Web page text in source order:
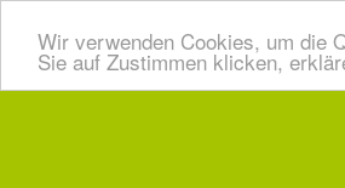
Wir verwenden Cookies, um die
Sie auf Zustimmen klicken,